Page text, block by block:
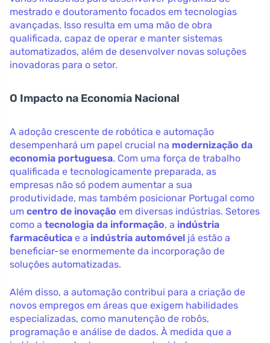
mestrado e doutoramento focados em tecnologias
avançadas. Isso resulta em uma mão de obra
qualificada, capaz de operar e manter sistemas
automatizados, além de desenvolver novas soluções
inovadoras para o setor.
O Impacto na Economia Nacional
A adoção crescente de robótica e automação
desempenhará um papel crucial na modernização da
economia portuguesa. Com uma força de trabalho
qualificada e tecnologicamente preparada, as
empresas não só podem aumentar a sua
produtividade, mas também posicionar Portugal como
um centro de inovação em diversas indústrias. Setores
como a tecnologia da informação, a indústria
farmacêutica e a indústria automóvel já estão a
beneficiar-se enormemente da incorporação de
soluções automatizadas.
Além disso, a automação contribui para a criação de
novos empregos em áreas que exigem habilidades
especializadas, como manutenção de robôs,
programação e análise de dados. À medida que a